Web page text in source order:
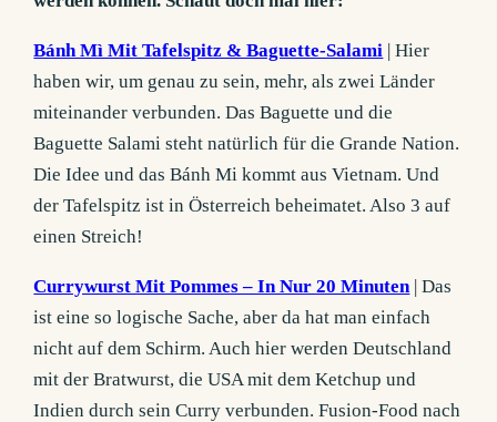
Bánh Mì Mit Tafelspitz & Baguette-Salami | Hier
haben wir, um genau zu sein, mehr, als zwei Länder
miteinander verbunden. Das Baguette und die
Baguette Salami steht natürlich für die Grande Nation.
Die Idee und das Bánh Mi kommt aus Vietnam. Und
der Tafelspitz ist in Österreich beheimatet. Also 3 auf
einen Streich!
Currywurst Mit Pommes – In Nur 20 Minuten | Das
ist eine so logische Sache, aber da hat man einfach
nicht auf dem Schirm. Auch hier werden Deutschland
mit der Bratwurst, die USA mit dem Ketchup und
Indien durch sein Curry verbunden. Fusion-Food nach